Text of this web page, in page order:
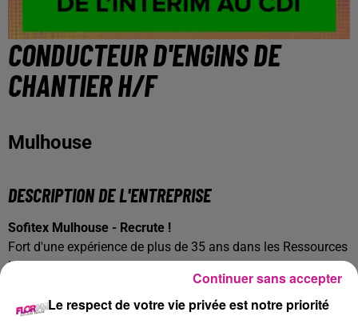
CONDUCTEUR D'ENGINS DE
CHANTIER H/F
Mulhouse
DESCRIPTION DE L'ENTREPRISE
Sofitex Mulhouse - Recrute !
Fort d'une expérience de plus de 35 ans dans les Ressources
Humaines, Sofitex est un réseau international de Travail
Temporaire et de Placement en CDI. Sofitex fonde sa
dynamique et son succès sur le professionnalisme de ses
Le respect de votre vie privée est notre priorité
Continuer sans accepter